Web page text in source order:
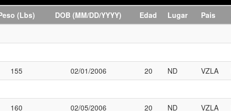
(Lbs) DOB (MM/DD/YYYY) Edad Lugar Pais
155 02/01/2006 20 ND VZLA
160 02/05/2006 20 ND VZLA